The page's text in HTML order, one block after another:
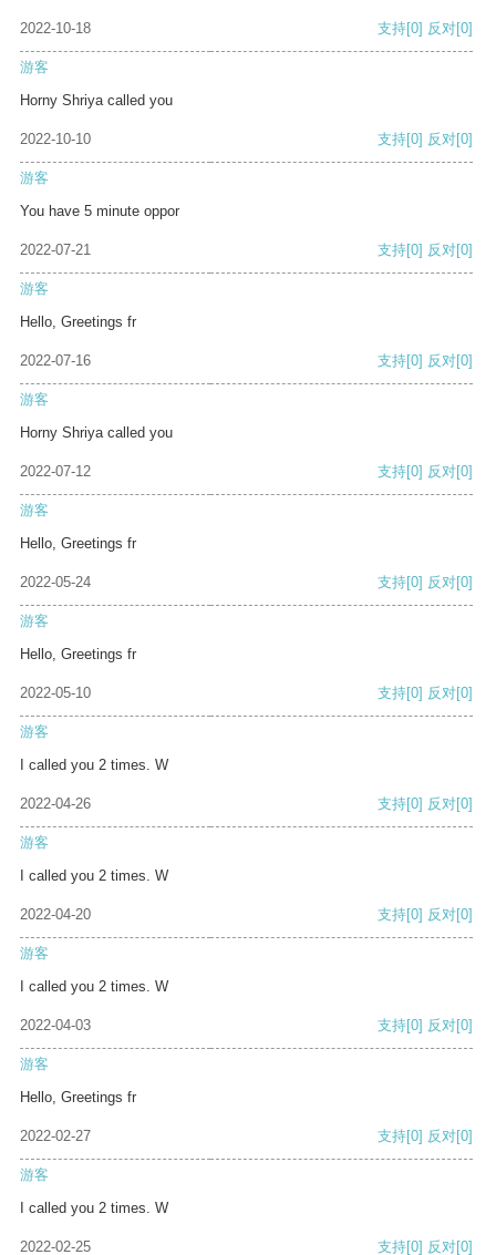
2022-10-18 支持[0] 反对[0]
游客
Horny Shriya called you
2022-10-10 支持[0] 反对[0]
游客
You have 5 minute oppor
2022-07-21 支持[0] 反对[0]
游客
Hello, Greetings fr
2022-07-16 支持[0] 反对[0]
游客
Horny Shriya called you
2022-07-12 支持[0] 反对[0]
游客
Hello, Greetings fr
2022-05-24 支持[0] 反对[0]
游客
Hello, Greetings fr
2022-05-10 支持[0] 反对[0]
游客
I called you 2 times. W
2022-04-26 支持[0] 反对[0]
游客
I called you 2 times. W
2022-04-20 支持[0] 反对[0]
游客
I called you 2 times. W
2022-04-03 支持[0] 反对[0]
游客
Hello, Greetings fr
2022-02-27 支持[0] 反对[0]
游客
I called you 2 times. W
2022-02-25 支持[0] 反对[0]